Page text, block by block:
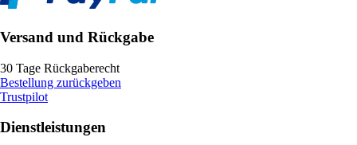
Versand und Rückgabe
30 Tage Rückgaberecht
Bestellung zurückgeben
Trustpilot
Dienstleistungen